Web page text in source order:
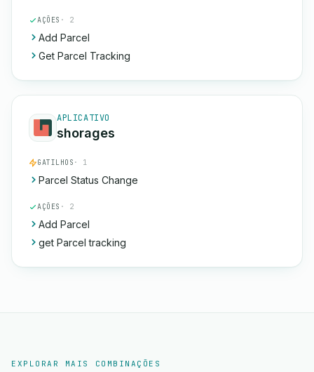
AÇÕES · 2
Add Parcel
Get Parcel Tracking
APLICATIVO
shorages
GATILHOS · 1
Parcel Status Change
AÇÕES · 2
Add Parcel
get Parcel tracking
EXPLORAR MAIS COMBINAÇÕES